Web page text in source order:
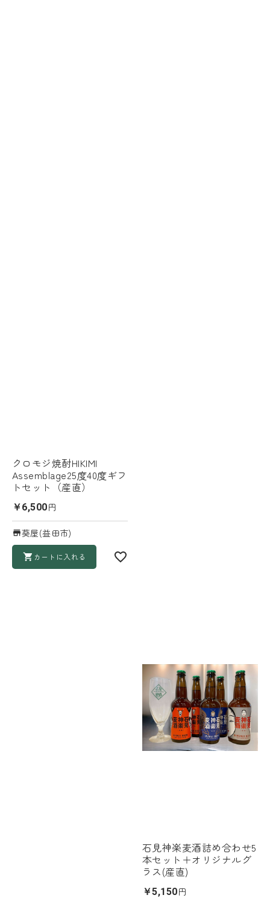
クロモジ焼酎HIKIMI
Assemblage25度40度ギフ
トセット（産直）
￥6,500円
葵屋(益田市)
カートに入れる
石見神楽麦酒詰め合わせ5
本セット＋オリジナルグ
ラス(産直)
￥5,150円